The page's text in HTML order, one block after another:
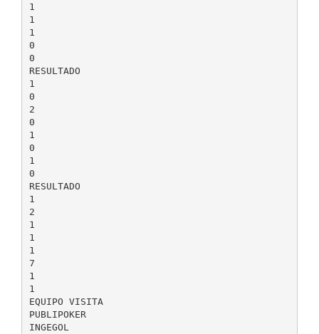
1
1
1
0
0
RESULTADO
1
0
2
0
1
0
1
0
RESULTADO
1
2
1
1
1
7
1
1
EQUIPO VISITA
PUBLIPOKER
INGEGOL